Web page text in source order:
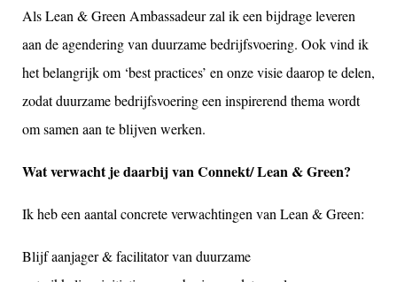
Als Lean & Green Ambassadeur zal ik een bijdrage leveren
aan de agendering van duurzame bedrijfsvoering. Ook vind ik
het belangrijk om ‘best practices’ en onze visie daarop te delen,
zodat duurzame bedrijfsvoering een inspirerend thema wordt
om samen aan te blijven werken.
Wat verwacht je daarbij van Connekt/ Lean & Green?
Ik heb een aantal concrete verwachtingen van Lean & Green:
Blijf aanjager & facilitator van duurzame